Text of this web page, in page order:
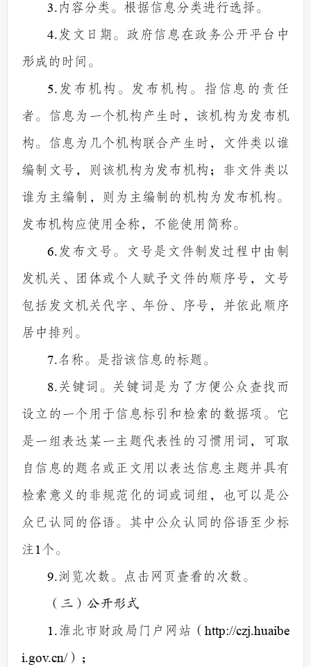
3. 内容分类。根据信息分类进行选择。
4.发文日期。政府信息在政务公开平台中
形成的时间。
5.发布机构。发布机构。指信息的责任
者。信息为一个机构产生时，该机构为发布机
构。信息为几个机构联合产生时，文件类以谁
编制文号，则该机构为发布机构；非文件类以
谁为主编制，则为主编制的机构为发布机构。
发布机构应使用全称，不能使用简称。
6.发布文号。文号是文件制发过程中由制
发机关、团体或个人赋予文件的顺序号，文号
包括发文机关代字、年份、序号，并依此顺序
居中排列。
7.名称。是指该信息的标题。
8.关键词。关键词是为了方便公众查找而
设立的一个用于信息标引和检索的数据项。它
是一组表达某一主题代表性的习惯用词，可取
自信息的题名或正文用以表达信息主题并具有
检索意义的非规范化的词或词组，也可以是公
众已认同的俗语。其中公众认同的俗语至少标
注1个。
9.浏览次数。点击网页查看的次数。
（三）公开形式
1.淮北市财政局门户网站（ http://czj.huaibe
i.gov.cn/）；